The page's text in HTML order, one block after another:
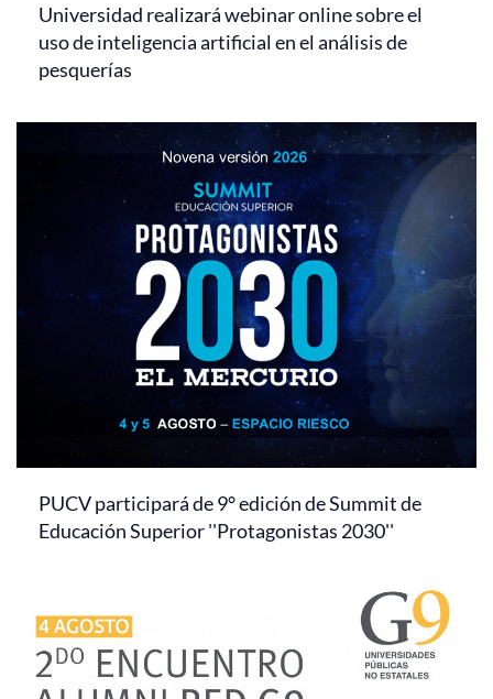
Universidad realizará webinar online sobre el
uso de inteligencia artificial en el análisis de
pesquerías
PUCV participará de 9° edición de Summit de
Educación Superior ''Protagonistas 2030''